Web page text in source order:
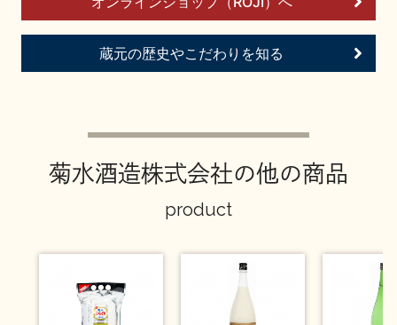
蔵元の歴史やこだわりを知る
菊水酒造株式会社の他の商品
product